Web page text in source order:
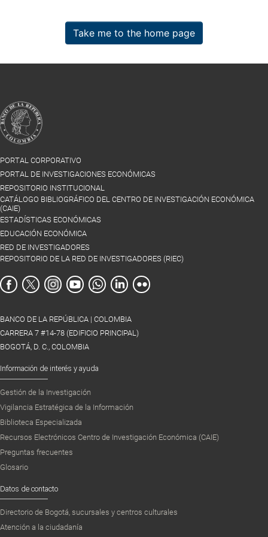
Take me to the home page
PORTAL CORPORATIVO
PORTAL DE INVESTIGACIONES ECONÓMICAS
REPOSITORIO INSTITUCIONAL
CATÁLOGO BIBLIOGRÁFICO DEL CENTRO DE INVESTIGACIÓN ECONÓMICA
(CAIE)
ESTADÍSTICAS ECONÓMICAS
EDUCACIÓN ECONÓMICA
RED DE INVESTIGADORES
REPOSITORIO DE LA RED DE INVESTIGADORES (RIEC)
BANCO DE LA REPÚBLICA | COLOMBIA
CARRERA 7 #14-78 (EDIFICIO PRINCIPAL)
BOGOTÁ, D. C., COLOMBIA
Información de interés y ayuda
Gestión de la Investigación
Vigilancia Estratégica de la Información
Biblioteca Especializada
Recursos Electrónicos Centro de Investigación Económica (CAIE)
Preguntas frecuentes
Glosario
Datos de contacto
Directorio de Bogotá, sucursales y centros culturales
Atención a la ciudadanía